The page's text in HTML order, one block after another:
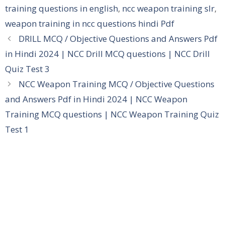
training questions in english, ncc weapon training slr,
weapon training in ncc questions hindi Pdf
DRILL MCQ / Objective Questions and Answers Pdf
in Hindi 2024 | NCC Drill MCQ questions | NCC Drill
Quiz Test 3
NCC Weapon Training MCQ / Objective Questions
and Answers Pdf in Hindi 2024 | NCC Weapon
Training MCQ questions | NCC Weapon Training Quiz
Test 1